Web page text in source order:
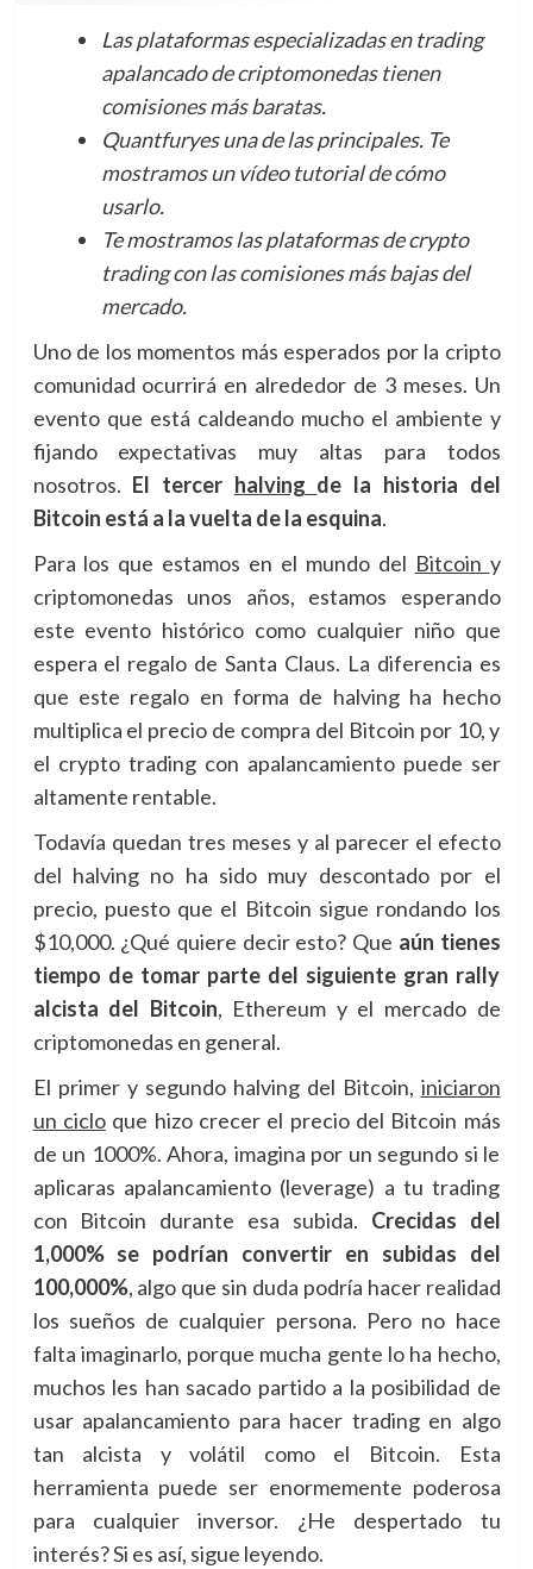
Las plataformas especializadas en trading
apalancado de criptomonedas tienen
comisiones más baratas.
Quantfuryes una de las principales. Te
mostramos un vídeo tutorial de cómo
usarlo.
Te mostramos las plataformas de crypto
trading con las comisiones más bajas del
mercado.
Uno de los momentos más esperados por la cripto
comunidad ocurrirá en alrededor de 3 meses. Un
evento que está caldeando mucho el ambiente y
fijando expectativas muy altas para todos
nosotros. El tercer halving de la historia del
Bitcoin está a la vuelta de la esquina.
Para los que estamos en el mundo del Bitcoin y
criptomonedas unos años, estamos esperando
este evento histórico como cualquier niño que
espera el regalo de Santa Claus. La diferencia es
que este regalo en forma de halving ha hecho
multiplica el precio de compra del Bitcoin por 10, y
el crypto trading con apalancamiento puede ser
altamente rentable.
Todavía quedan tres meses y al parecer el efecto
del halving no ha sido muy descontado por el
precio, puesto que el Bitcoin sigue rondando los
$10,000. ¿Qué quiere decir esto? Que aún tienes
tiempo de tomar parte del siguiente gran rally
alcista del Bitcoin, Ethereum y el mercado de
criptomonedas en general.
El primer y segundo halving del Bitcoin, iniciaron
un cicloque hizo crecer el precio del Bitcoin más
de un 1000%. Ahora, imagina por un segundo si le
aplicaras apalancamiento (leverage) a tu trading
con Bitcoin durante esa subida. Crecidas del
1,000% se podrían convertir en subidas del
100,000%, algo que sin duda podría hacer realidad
los sueños de cualquier persona. Pero no hace
falta imaginarlo, porque mucha gente lo ha hecho,
muchos les han sacado partido a la posibilidad de
usar apalancamiento para hacer trading en algo
tan alcista y volátil como el Bitcoin. Esta
herramienta puede ser enormemente poderosa
para cualquier inversor. ¿He despertado tu
interés? Si es así, sigue leyendo.